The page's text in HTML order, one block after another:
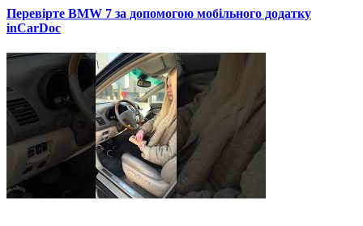
Перевірте BMW 7 за допомогою мобільного додатку
inCarDoc